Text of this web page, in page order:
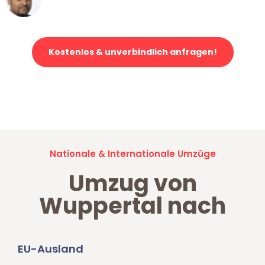
Kostenlos & unverbindlich anfragen!
Nationale & Internationale Umzüge
Umzug von
Wuppertal nach
EU-Ausland